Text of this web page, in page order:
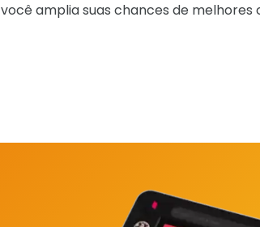
você amplia suas chances de melhores